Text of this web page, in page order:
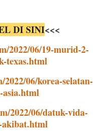
DI SINI<<<
2022/06/19-murid-2-
texas.html
06/korea-selatan-
2022/06/datuk-vida-